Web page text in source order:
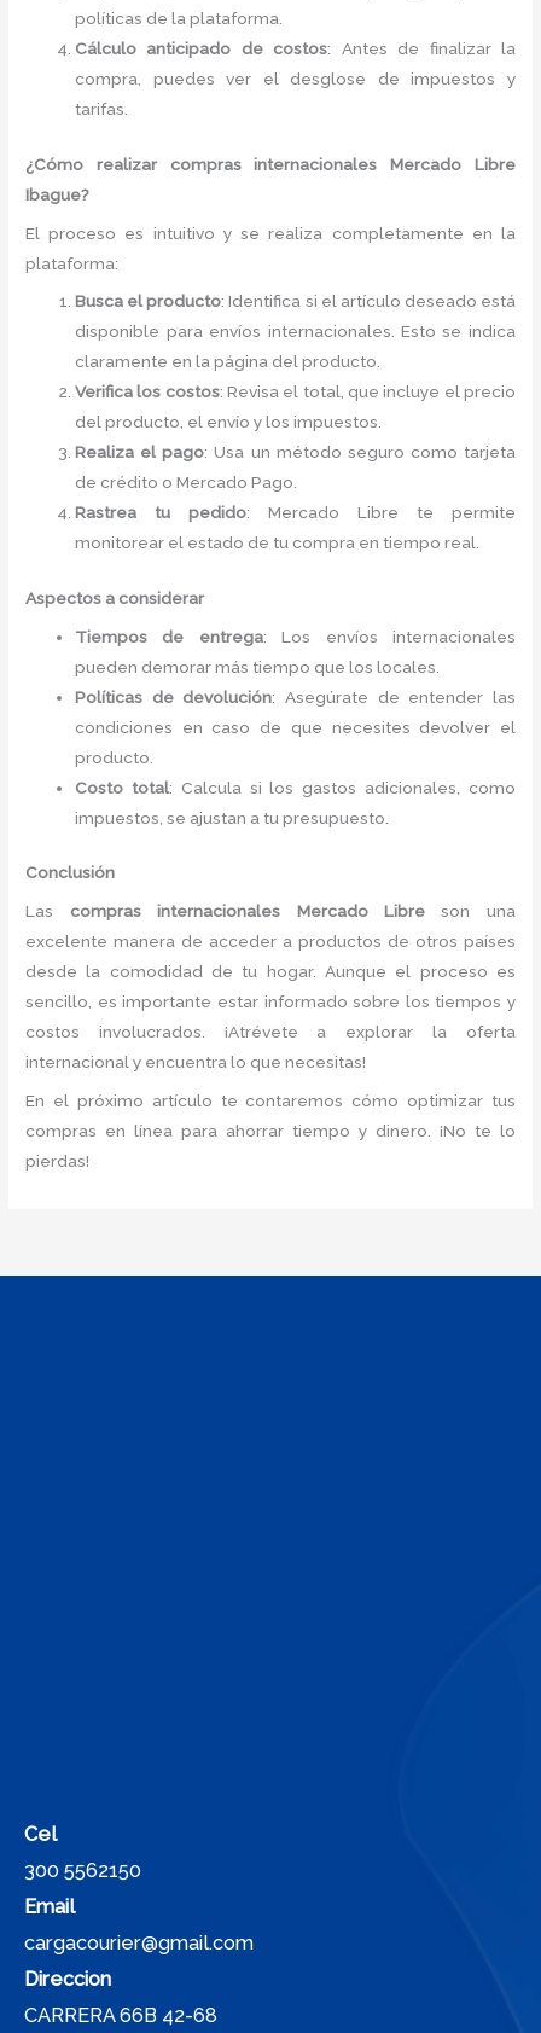
políticas de la plataforma.
Cálculo anticipado de costos: Antes de finalizar la
compra, puedes ver el desglose de impuestos y
tarifas.
¿Cómo realizar compras internacionales Mercado Libre
Ibague?
El proceso es intuitivo y se realiza completamente en la
plataforma:
Busca el producto: Identifica si el artículo deseado está
disponible para envíos internacionales. Esto se indica
claramente en la página del producto.
Verifica los costos: Revisa el total, que incluye el precio
del producto, el envío y los impuestos.
Realiza el pago: Usa un método seguro como tarjeta
de crédito o Mercado Pago.
Rastrea tu pedido: Mercado Libre te permite
monitorear el estado de tu compra en tiempo real.
Aspectos a considerar
Tiempos de entrega: Los envíos internacionales
pueden demorar más tiempo que los locales.
Políticas de devolución: Asegúrate de entender las
condiciones en caso de que necesites devolver el
producto.
Costo total: Calcula si los gastos adicionales, como
impuestos, se ajustan a tu presupuesto.
Conclusión
Las compras internacionales Mercado Libreson una
excelente manera de acceder a productos de otros países
desde la comodidad de tu hogar. Aunque el proceso es
sencillo, es importante estar informado sobre los tiempos y
costos involucrados. ¡Atrévete a explorar la oferta
internacional y encuentra lo que necesitas!
En el próximo artículo te contaremos cómo optimizar tus
compras en línea para ahorrar tiempo y dinero. ¡No te lo
pierdas!
Cel
300 5562150
Email
cargacourier@gmail.com
Direccion
CARRERA 66B 42-68